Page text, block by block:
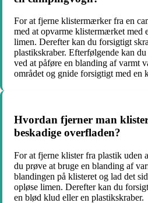
For at fjerne klistermærker fra en
med at opvarme klistermærket med
limen. Derefter kan du forsigtigt
plastikskraber. Efterfølgende kan
ved at påføre en blanding af varmt
området og gnide forsigtigt med en
Hvordan fjerner man
beskadige overfladen?
For at fjerne klister fra plastik uden
du prøve at bruge en blanding af
blandingen på klisteret og lad det
opløse limen. Derefter kan du
en blød klud eller en plastikskraber.